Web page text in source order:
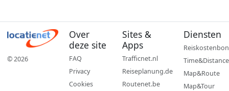
© 2026
Over
deze site
FAQ
Privacy
Cookies
Sites &
Apps
Trafficnet.nl
Reiseplanung.de
Routenet.be
Diensten
Reiskostenbon
Time&Distance
Map&Route
Map&Tour